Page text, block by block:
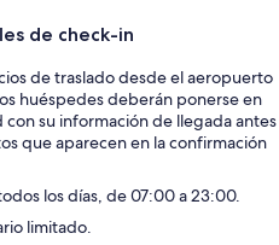
de check-in
de traslado desde el aeropuerto
huéspedes deberán ponerse en
su información de llegada antes
que aparecen en la confirmación
los días, de 07:00 a 23:00.
limitado.